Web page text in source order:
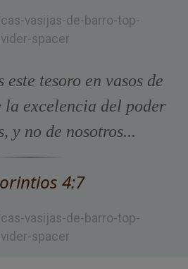
este tesoro en vasos de
la excelencia del poder
y no de nosotros...
4:7